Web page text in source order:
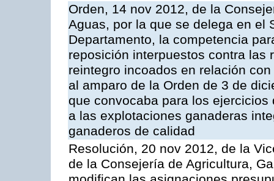
Orden, 14 nov 2012, de la
Aguas, por la que se delega en el
Departamento, la competencia
reposición interpuestos contra las
reintegro incoados en relación
al amparo de la Orden de 3 de
que convocaba para los
a las explotaciones ganaderas
ganaderos de calidad
Resolución, 20 nov 2012, de la
de la Consejería de Agricultura,